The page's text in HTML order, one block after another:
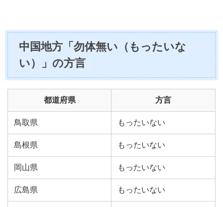
中国地方「勿体無い（もったいな
い）」の方言
都道府県 方言
鳥取県 もったいない
島根県 もったいない
岡山県 もったいない
広島県 もったいない